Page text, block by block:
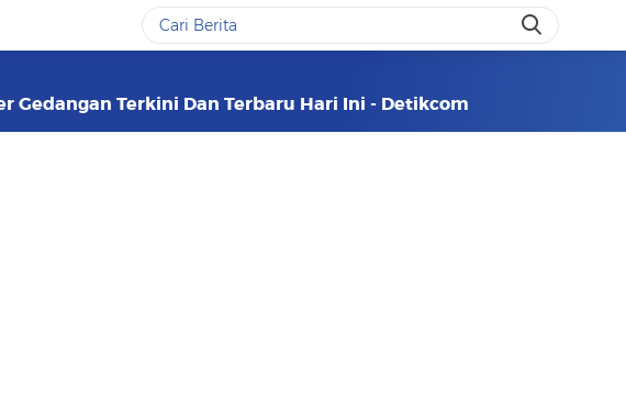
Gedangan Terkini Dan Terbaru Hari Ini - Detikcom